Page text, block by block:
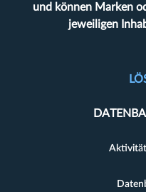
und können Marken
jeweiligen